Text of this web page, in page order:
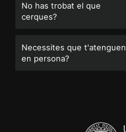
No has trobat el que
cerques?
Necessites que t'atenguen
en persona?